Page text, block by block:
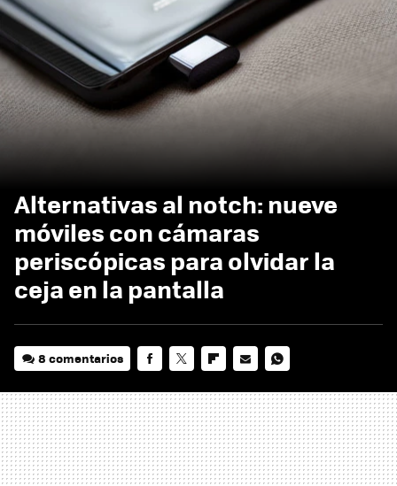
Alternativas al notch: nueve
móviles con cámaras
periscópicas para olvidar la
ceja en la pantalla
8 comentarios
MAIL